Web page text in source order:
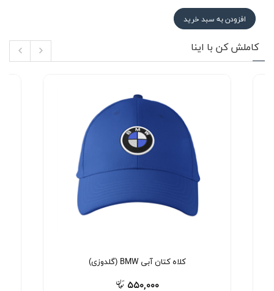
افزودن به سبد خرید
کاملش کن با اینا
کلاه کتان آبی BMW (گلدوزی)
۵۵۰,۰۰۰